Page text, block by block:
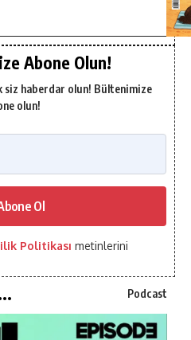
Abone Olun!
siz haberdar olun! Bültenimize
olun!
Ol
Politikası metinlerini
Podcast